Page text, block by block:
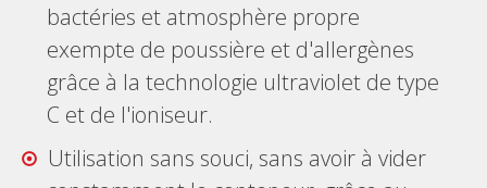
bactéries et atmosphère propre
exempte de poussière et d'allergènes
grâce à la technologie ultraviolet de type
C et de l'ioniseur.
Utilisation sans souci, sans avoir à vider